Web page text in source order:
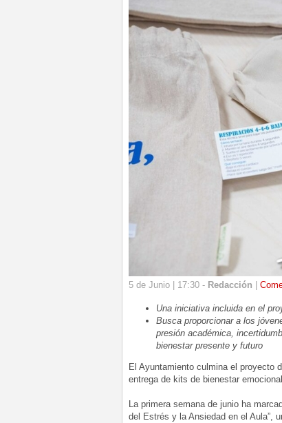
5 de Junio | 17:30 - Redacción
Una iniciativa incluida en el
Busca proporcionar a los
presión académica,
bienestar presente y futuro
El Ayuntamiento culmina el proyecto
entrega de kits de bienestar
La primera semana de junio ha
del Estrés y la Ansiedad en el Aula”,